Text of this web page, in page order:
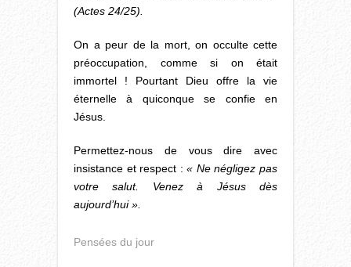
(Actes 24/25).
On a peur de la mort, on occulte cette
préoccupation, comme si on était
immortel ! Pourtant Dieu offre la vie
éternelle à quiconque se confie en
Jésus.
Permettez-nous de vous dire avec
insistance et respect :« Ne négligez pas
votre salut. Venez à Jésus dès
aujourd’hui ».
Pensées du jour